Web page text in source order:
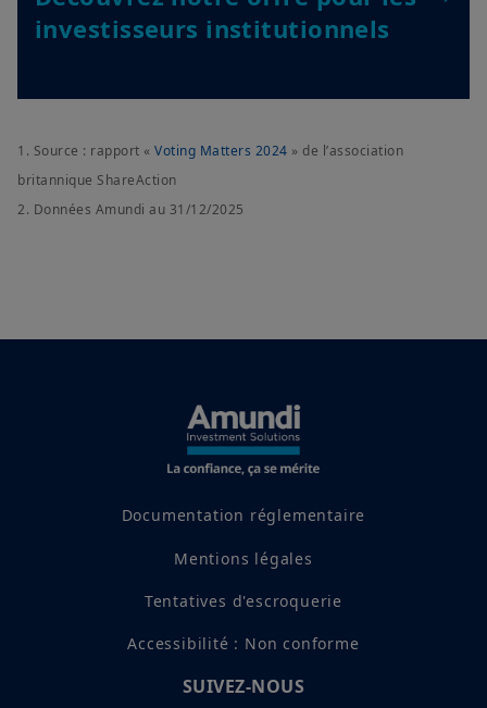
1. Source : rapport «Voting Matters 2024» de l’association
2. Données Amundi au 31/12/2025
Documentation réglementaire
Mentions légales
Tentatives d'escroquerie
Accessibilité : Non conforme
SUIVEZ-NOUS